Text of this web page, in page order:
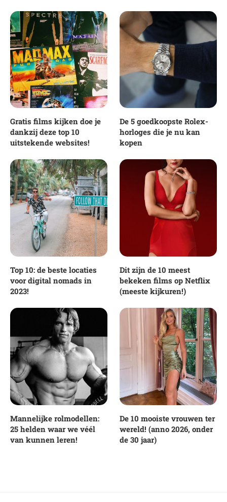
Gratis films kijken doe je
dankzij deze top 10
uitstekende websites!
De 5 goedkoopste Rolex-
horloges die je nu kan
kopen
Top 10: de beste locaties
voor digital nomads in
2023!
Dit zijn de 10 meest
bekeken films op Netflix
(meeste kijkuren!)
Mannelijke rolmodellen:
25 helden waar we véél
van kunnen leren!
De 10 mooiste vrouwen ter
wereld! (anno 2026, onder
de 30 jaar)